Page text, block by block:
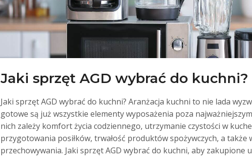
Jaki sprzęt AGD wybrać do kuchni?
Jaki sprzęt AGD wybrać do kuchni? Aranżacja kuchni to nie lada
gotowe są już wszystkie elementy wyposażenia poza
nich zależy komfort życia codziennego, utrzymanie czystości w
przygotowania posiłków, trwałość produktów spożywczych, a także
przechowywania. Jaki sprzęt AGD wybrać do kuchni, aby zakupione